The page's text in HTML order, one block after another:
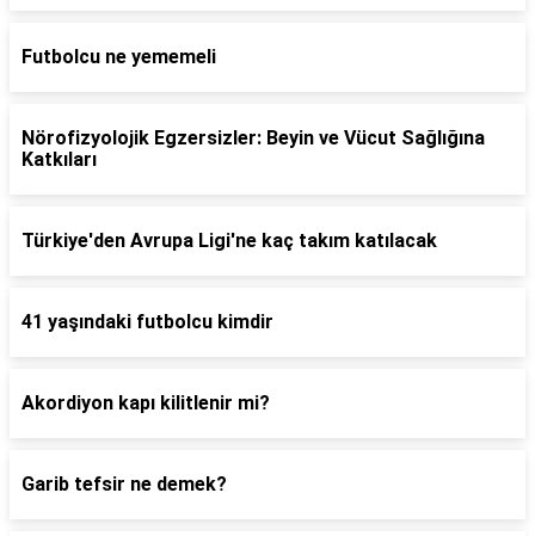
Futbolcu ne yememeli
Nörofizyolojik Egzersizler: Beyin ve Vücut Sağlığına
Katkıları
Türkiye'den Avrupa Ligi'ne kaç takım katılacak
41 yaşındaki futbolcu kimdir
Akordiyon kapı kilitlenir mi?
Garib tefsir ne demek?